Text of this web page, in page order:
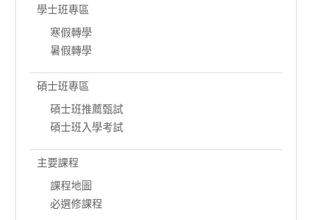
學士班專區
寒假轉學
暑假轉學
碩士班專區
碩士班推薦甄試
碩士班入學考試
主要課程
課程地圖
必選修課程